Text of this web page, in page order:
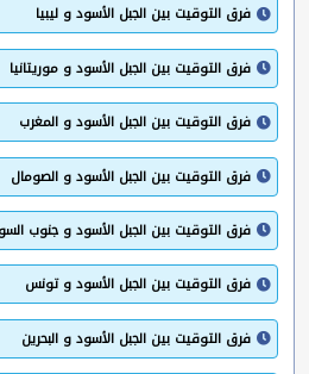
فرق التوقيت بين الجبل الأسود و ليبيا
فرق التوقيت بين الجبل الأسود و موريتانيا
فرق التوقيت بين الجبل الأسود و المغرب
فرق التوقيت بين الجبل الأسود و الصومال
فرق التوقيت بين الجبل الأسود و جنوب
فرق التوقيت بين الجبل الأسود و تونس
فرق التوقيت بين الجبل الأسود و البحرين